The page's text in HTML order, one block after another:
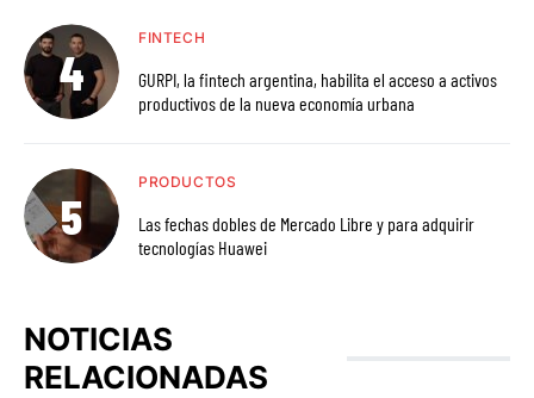
FINTECH
GURPI, la fintech argentina, habilita el acceso a activos
productivos de la nueva economía urbana
PRODUCTOS
Las fechas dobles de Mercado Libre y para adquirir
tecnologías Huawei
NOTICIAS
RELACIONADAS